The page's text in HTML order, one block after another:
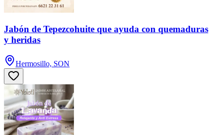
Jabón de Tepezcohuite que ayuda con quemaduras
y heridas
Hermosillo, SON